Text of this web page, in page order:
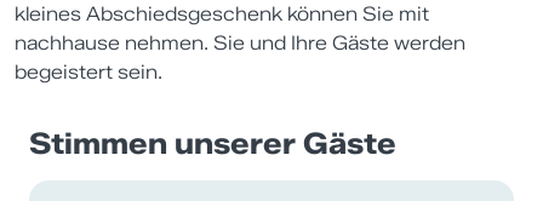
kleines Abschiedsgeschenk können Sie mit
nachhause nehmen. Sie und Ihre Gäste werden
begeistert sein.
Stimmen unserer Gäste